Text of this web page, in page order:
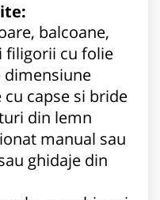
balcoane,
filigorii cu folie
dimensiune
capse si bride
din lemn
manual sau
ghidaje din